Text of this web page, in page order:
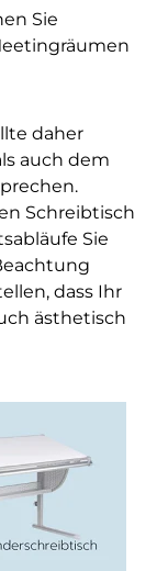
Sie
daher
auch dem
Schreibtisch
Sie
dass Ihr
ästhetisch